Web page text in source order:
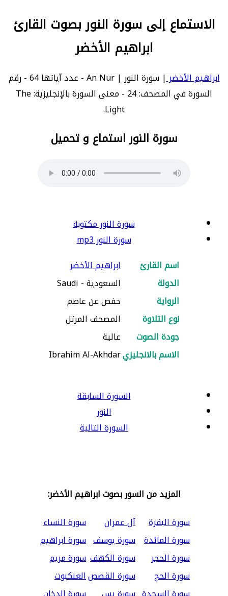
الاستماع إلى سورة النور بصوت القارئ
ابراهيم الأخضر
ابراهيم الأخضر
| سورة النور | An Nur - عدد آياتها 64 - رقم
السورة في المصحف: 24 - معنى السورة بالإنجليزية: The
Light.
سورة النور استماع و تحميل
سورة النور مكتوبة
سورة النور mp3
اسم القارئ
ابراهيم الأخضر
الدولة
السعودية - Saudi
الرواية
حفص عن عاصم
نوع التلاوة
المصحف المرتل
جودة الصوت
عالية
الاسم بالانجليزيIbrahim Al-Akhdar
السورة السابقة
النور
السورة التالية
المزيد من السور بصوت ابراهيم الأخضر:
سورة البقرة
آل عمران
سورة النساء
سورة المائدة سورة يوسف سورة ابراهيم
سورة الحجر
سورة الكهف سورة مريم
سورة الحج
سورة القصصالعنكبوت